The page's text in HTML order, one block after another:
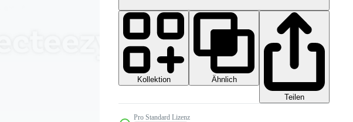
Kollektion
Ähnlich
Teilen
Pro Standard Lizenz